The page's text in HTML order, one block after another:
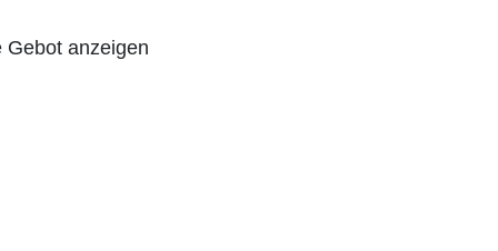
Gebot anzeigen